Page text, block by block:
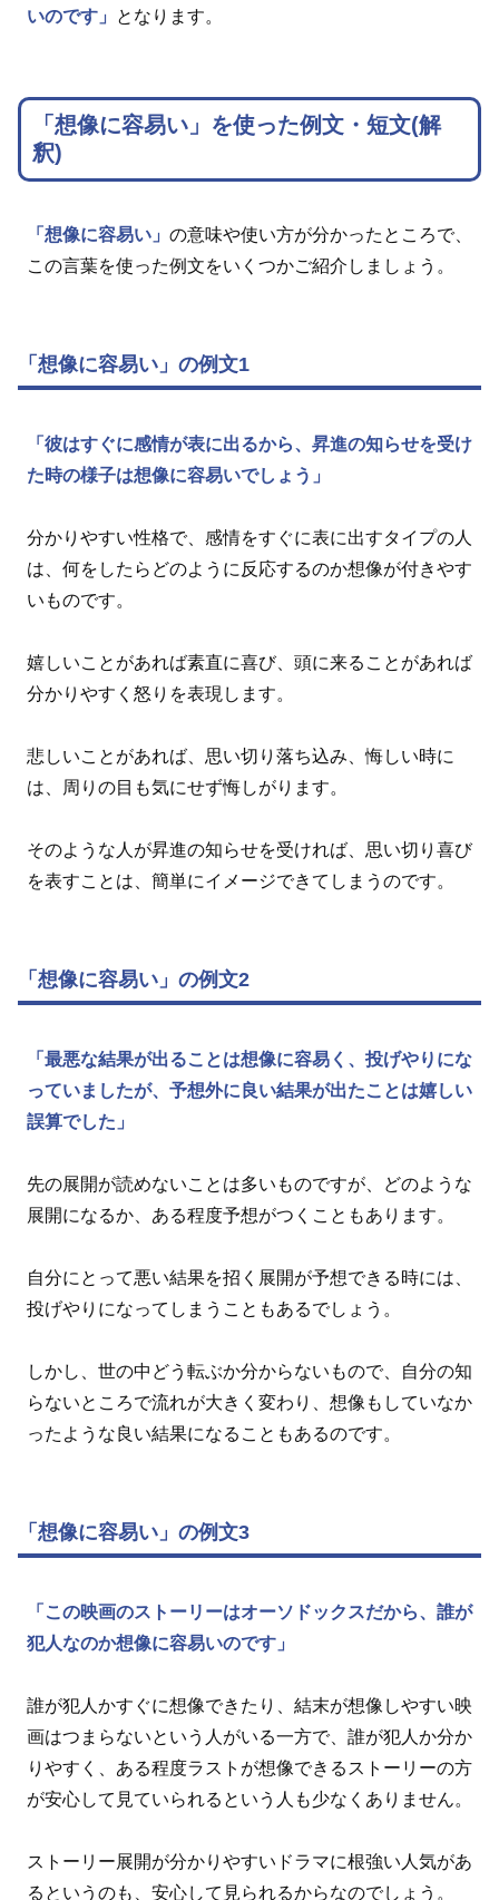
いのです」
となります。
「想像に容易い」を使った例文・短文(解
釈)
「想像に容易い」 の意味や使い方が分かったところで、
この言葉を使った例文をいくつかご紹介しましょう。
「想像に容易い」の例文1
「彼はすぐに感情が表に出るから、昇進の知らせを受け
た時の様子は想像に容易いでしょう」
分かりやすい性格で、感情をすぐに表に出すタイプの人
は、何をしたらどのように反応するのか想像が付きやす
いものです。
嬉しいことがあれば素直に喜び、頭に来ることがあれば
分かりやすく怒りを表現します。
悲しいことがあれば、思い切り落ち込み、悔しい時に
は、周りの目も気にせず悔しがります。
そのような人が昇進の知らせを受ければ、思い切り喜び
を表すことは、簡単にイメージできてしまうのです。
「想像に容易い」の例文2
「最悪な結果が出ることは想像に容易く、投げやりにな
っていましたが、予想外に良い結果が出たことは嬉しい
誤算でした」
先の展開が読めないことは多いものですが、どのような
展開になるか、ある程度予想がつくこともあります。
自分にとって悪い結果を招く展開が予想できる時には、
投げやりになってしまうこともあるでしょう。
しかし、世の中どう転ぶか分からないもので、自分の知
らないところで流れが大きく変わり、想像もしていなか
ったような良い結果になることもあるのです。
「想像に容易い」の例文3
「この映画のストーリーはオーソドックスだから、誰が
犯人なのか想像に容易いのです」
誰が犯人かすぐに想像できたり、結末が想像しやすい映
画はつまらないという人がいる一方で、誰が犯人か分か
りやすく、ある程度ラストが想像できるストーリーの方
が安心して見ていられるという人も少なくありません。
ストーリー展開が分かりやすいドラマに根強い人気があ
るというのも、安心して見られるからなのでしょう。